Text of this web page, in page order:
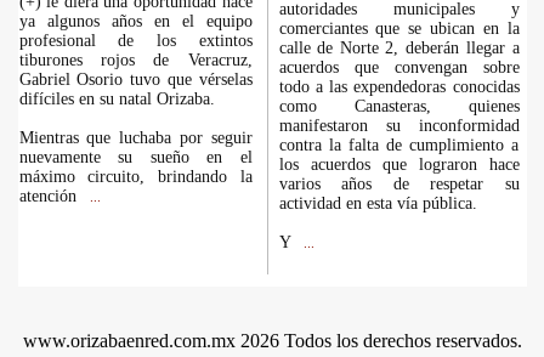
ya algunos años en el equipo
profesional de los extintos
tiburones rojos de Veracruz,
Gabriel Osorio tuvo que vérselas
difíciles en su natal Orizaba.
Mientras que luchaba por seguir
nuevamente su sueño en el
máximo circuito, brindando la
atención
autoridades municipales y
comerciantes que se ubican en la
calle de Norte 2, deberán llegar a
acuerdos que convengan sobre
todo a las expendedoras conocidas
como Canasteras, quienes
manifestaron su inconformidad
contra la falta de cumplimiento a
los acuerdos que lograron hace
varios años de respetar su
actividad en esta vía pública.
Y
www.orizabaenred.com.mx 2026 Todos los derechos reservados.